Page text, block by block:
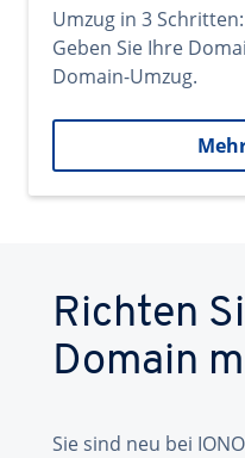
Umzug in 3
Geben Sie Ihre
Domain-Umzug.
Richten
Domain
Sie sind neu bei